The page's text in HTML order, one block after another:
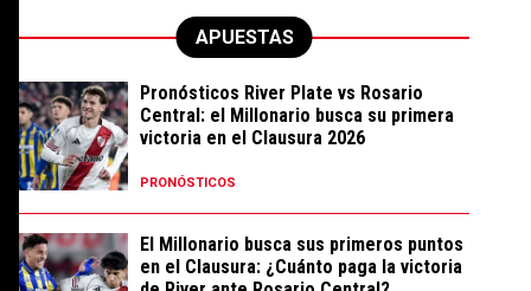
APUESTAS
Pronósticos River Plate vs Rosario
Central: el Millonario busca su primera
victoria en el Clausura 2026
PRONÓSTICOS
El Millonario busca sus primeros puntos
en el Clausura: ¿Cuánto paga la victoria